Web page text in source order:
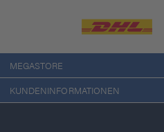
MEGASTORE
KUNDENINFORMATIONEN